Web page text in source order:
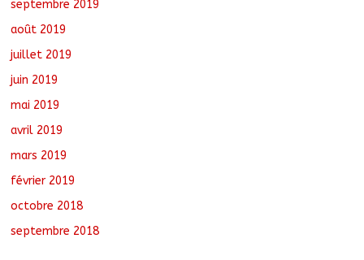
septembre 2019
août 2019
juillet 2019
juin 2019
mai 2019
avril 2019
mars 2019
février 2019
octobre 2018
septembre 2018